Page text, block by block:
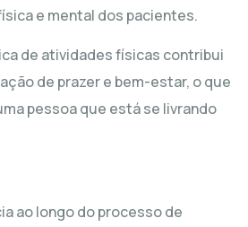
e mental dos pacientes.
de atividades físicas contribui
de prazer e bem-estar, o que
pessoa que está se livrando
ao longo do processo de